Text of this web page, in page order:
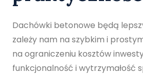
Dachówki betonowe będą
zależy nam na szybkim i
na ograniczeniu kosztów
funkcjonalność i wytrzymałość